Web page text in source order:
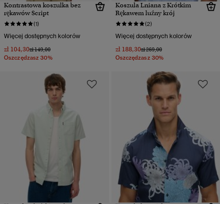
Kontrastowa koszulka bez
rękawów Script
(1)
Więcej dostępnych kolorów
zł 104,30Cena obniżona od
zł 149,00do
Oszczędzasz 30%
Koszula Lniana z Krótkim
Rękawem luźny krój
(2)
Więcej dostępnych kolorów
zł 188,30Cena obniżona od
zł 269,00do
Oszczędzasz 30%